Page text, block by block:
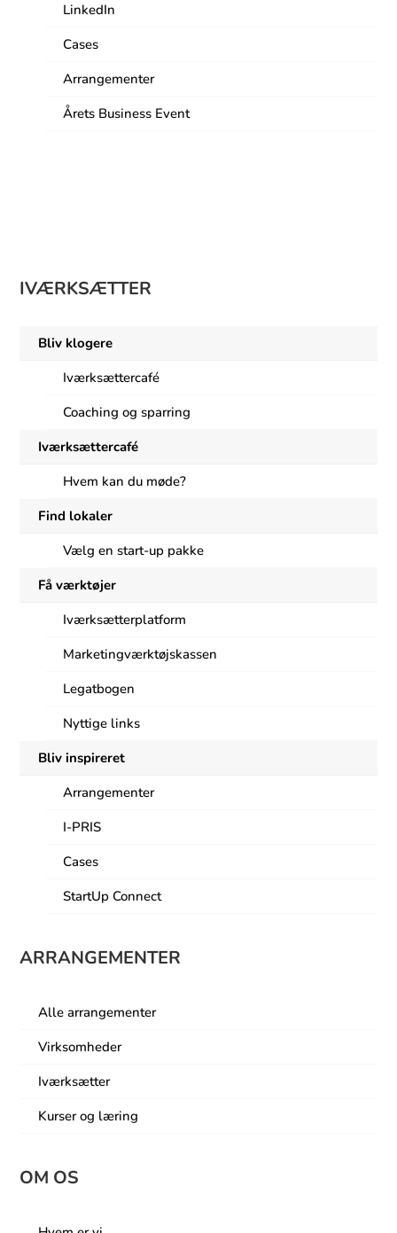
LinkedIn
Cases
Arrangementer
Årets Business Event
IVÆRKSÆTTER
Bliv klogere
Iværksættercafé
Coaching og sparring
Iværksættercafé
Hvem kan du møde?
Find lokaler
Vælg en start-up pakke
Få værktøjer
Iværksætterplatform
Marketingværktøjskassen
Legatbogen
Nyttige links
Bliv inspireret
Arrangementer
I-PRIS
Cases
StartUp Connect
ARRANGEMENTER
Alle arrangementer
Virksomheder
Iværksætter
Kurser og læring
OM OS